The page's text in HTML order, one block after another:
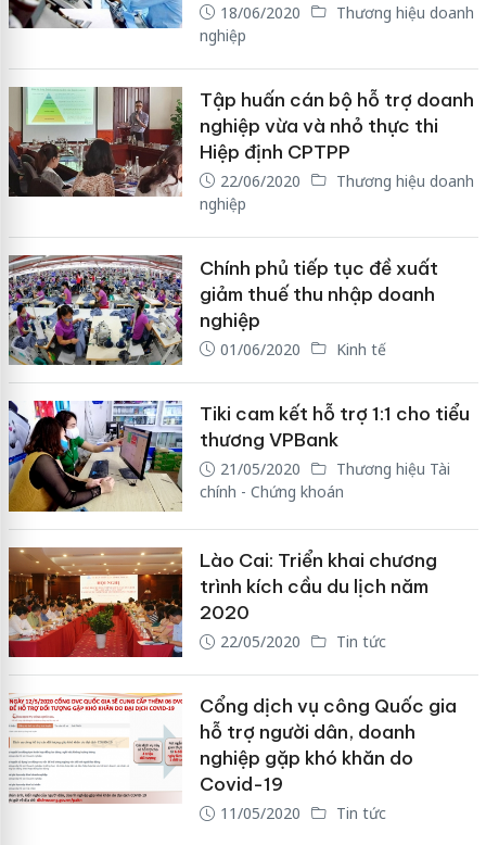
18/06/2020
Thương hiệu doanh
nghiệp
Tập huấn cán bộ hỗ trợ doanh
nghiệp vừa và nhỏ thực thi
Hiệp định CPTPP
22/06/2020
Thương hiệu doanh
nghiệp
Chính phủ tiếp tục đề xuất
giảm thuế thu nhập doanh
nghiệp
01/06/2020 Kinh tế
Tiki cam kết hỗ trợ 1:1 cho tiểu
thương VPBank
21/05/2020
Thương hiệu Tài
chính - Chứng khoán
Lào Cai: Triển khai chương
trình kích cầu du lịch năm
2020
22/05/2020 Tin tức
Cổng dịch vụ công Quốc gia
hỗ trợ người dân, doanh
nghiệp gặp khó khăn do
Covid-19
11/05/2020 Tin tức